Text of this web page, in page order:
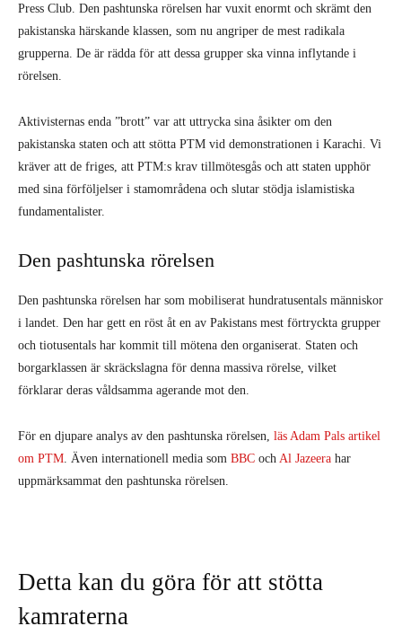
Press Club. Den pashtunska rörelsen har vuxit enormt och skrämt den
pakistanska härskande klassen, som nu angriper de mest radikala
grupperna. De är rädda för att dessa grupper ska vinna inflytande i
rörelsen.
Aktivisternas enda ”brott” var att uttrycka sina åsikter om den
pakistanska staten och att stötta PTM vid demonstrationen i Karachi. Vi
kräver att de friges, att PTM:s krav tillmötesgås och att staten upphör
med sina förföljelser i stamområdena och slutar stödja islamistiska
fundamentalister.
Den pashtunska rörelsen
Den pashtunska rörelsen har som mobiliserat hundratusentals människor
i landet. Den har gett en röst åt en av Pakistans mest förtryckta grupper
och tiotusentals har kommit till mötena den organiserat. Staten och
borgarklassen är skräckslagna för denna massiva rörelse, vilket
förklarar deras våldsamma agerande mot den.
För en djupare analys av den pashtunska rörelsen, läs Adam Pals artikel
om PTM. Även internationell media som BBC och Al Jazeera har
uppmärksammat den pashtunska rörelsen.
Detta kan du göra för att stötta
kamraterna